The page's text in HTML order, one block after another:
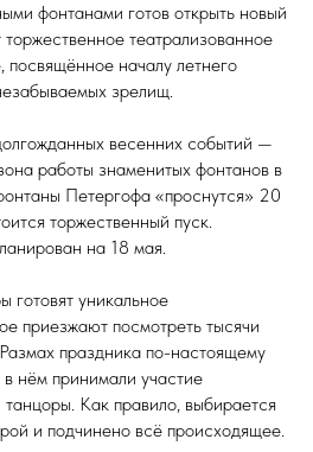
фонтанами готов открыть новый
театрализованное
началу летнего
зрелищ.
весенних событий —
работы знаменитых фонтанов в
Петергофа «проснутся» 20
торжественный пуск.
на 18 мая.
готовят уникальное
приезжают посмотреть тысячи
праздника по-настоящему
нём принимали участие
Как правило, выбирается
и подчинено всё происходящее.